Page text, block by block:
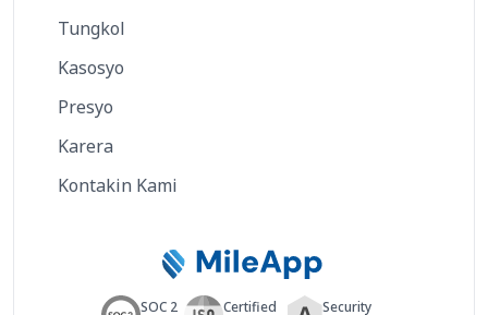
Tungkol
Kasosyo
Presyo
Karera
Kontakin Kami
SOC 2
Certified
Security